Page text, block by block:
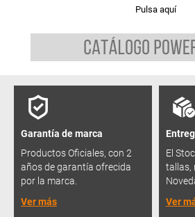
Pulsa aquí
Garantía de marca
Productos Oficiales, con 2
años de garantía ofrecida
por la marca.
Ver más
El
tallas,
Ver